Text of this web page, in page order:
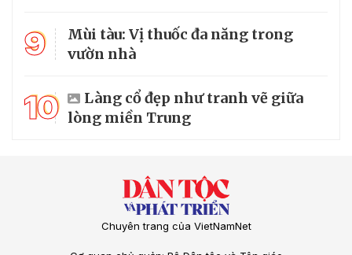
9
Mùi tàu: Vị thuốc đa năng trong
vườn nhà
10
Làng cổ đẹp như tranh vẽ giữa
lòng miền Trung
Chuyên trang của VietNamNet